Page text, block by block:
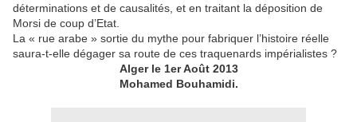
déterminations et de causalités, et en traitant la déposition de
Morsi de coup d’Etat.
La « rue arabe » sortie du mythe pour fabriquer l’histoire réelle
saura-t-elle dégager sa route de ces traquenards impérialistes ?
Alger le 1er Août 2013
Mohamed Bouhamidi.